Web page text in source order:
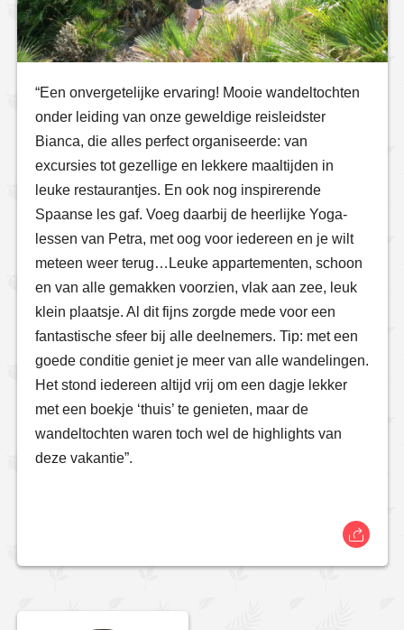
“Een onvergetelijke ervaring! Mooie wandeltochten
onder leiding van onze geweldige reisleidster
Bianca, die alles perfect organiseerde: van
excursies tot gezellige en lekkere maaltijden in
leuke restaurantjes. En ook nog inspirerende
Spaanse les gaf. Voeg daarbij de heerlijke Yoga-
lessen van Petra, met oog voor iedereen en je wilt
meteen weer terug…Leuke appartementen, schoon
en van alle gemakken voorzien, vlak aan zee, leuk
klein plaatsje. Al dit fijns zorgde mede voor een
fantastische sfeer bij alle deelnemers. Tip: met een
goede conditie geniet je meer van alle wandelingen.
Het stond iedereen altijd vrij om een dagje lekker
met een boekje ‘thuis’ te genieten, maar de
wandeltochten waren toch wel de highlights van
deze vakantie”.